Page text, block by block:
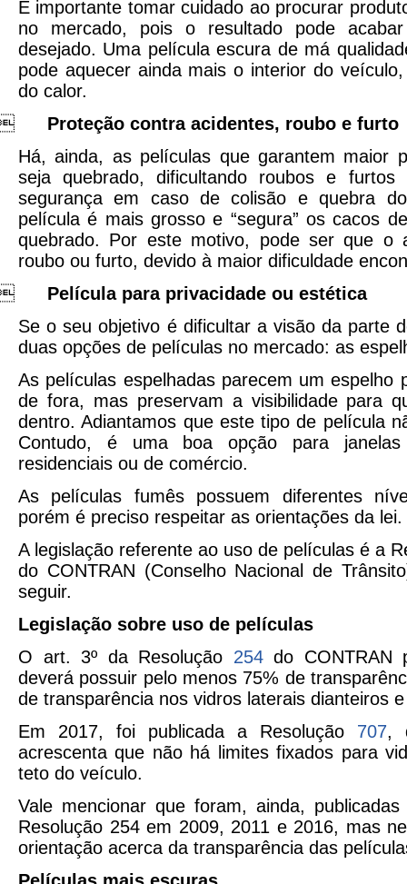
É importante tomar cuidado ao procurar
no mercado, pois o resultado pode
desejado. Uma película escura de má
pode aquecer ainda mais o interior do
do calor.
Proteção contra acidentes, roubo e furto
Há, ainda, as películas que garantem maior
seja quebrado, dificultando roubos e furtos
segurança em caso de colisão e quebra
película é mais grosso e “segura” os cacos
quebrado. Por este motivo, pode ser que o
roubo ou furto, devido à maior dificuldade
Película para privacidade ou estética
Se o seu objetivo é dificultar a visão da parte
duas opções de películas no mercado: as
As películas espelhadas parecem um espelho
de fora, mas preservam a visibilidade para
dentro. Adiantamos que este tipo de película
Contudo, é uma boa opção para
residenciais ou de comércio.
As películas fumês possuem diferentes
porém é preciso respeitar as orientações da lei.
A legislação referente ao uso de películas é a
do CONTRAN (Conselho Nacional de
seguir.
Legislação sobre uso de películas
O art. 3º da Resolução 254do CONTRAN
deverá possuir pelo menos 75% de
de transparência nos vidros laterais dianteiros
Em 2017, foi publicada a Resolução 707,
acrescenta que não há limites fixados para
teto do veículo.
Vale mencionar que foram, ainda,
Resolução 254 em 2009, 2011 e 2016, mas
orientação acerca da transparência das
Películas mais escuras